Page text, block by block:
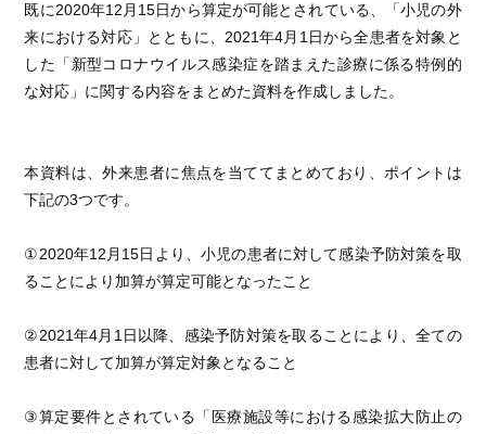
既に2020年12月15日から算定が可能とされている、「小児の外
来における対応」とともに、2021年4月1日から全患者を対象と
した「新型コロナウイルス感染症を踏まえた診療に係る特例的
な対応」に関する内容をまとめた資料を作成しました。
本資料は、外来患者に焦点を当ててまとめており、ポイントは
下記の3つです。
①2020年12月15日より、小児の患者に対して感染予防対策を取
ることにより加算が算定可能となったこと
②2021年4月1日以降、感染予防対策を取ることにより、全ての
患者に対して加算が算定対象となること
③算定要件とされている「医療施設等における感染拡大防止の